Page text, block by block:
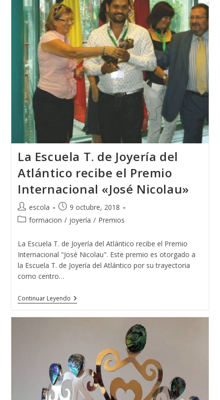
La Escuela T. de Joyería del
Atlántico recibe el Premio
Internacional «José Nicolau»
Autor
de
escola
Publicación
de
9 octubre, 2018
Categoría
la
entrada:
formacion / joyería / Premios
La Escuela T. de Joyería del Atlántico recibe el Premio
Internacional "José Nicolau". Este premio es otorgado a
la Escuela T. de Joyería del Atlántico por su trayectoria
como centro…
Continuar LeyendoLa
Escuela
Recibe
El
Premio
Internacional
«José
Nicolau»